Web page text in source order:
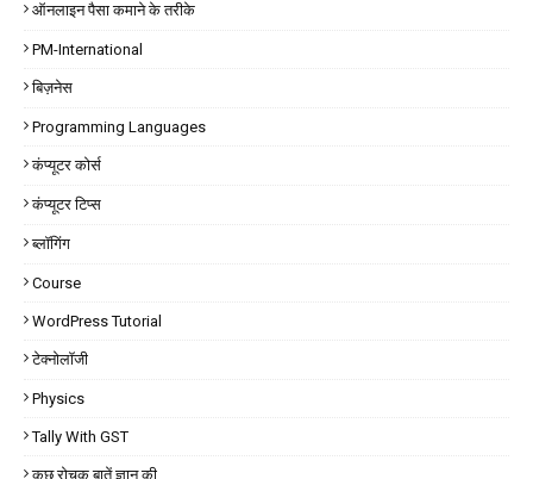
ऑनलाइन पैसा कमाने के तरीके
PM-International
बिज़नेस
Programming Languages
कंप्यूटर कोर्स
कंप्यूटर टिप्स
ब्लॉगिंग
Course
WordPress Tutorial
टेक्नोलॉजी
Physics
Tally With GST
कुछ रोचक बातें ज्ञान की